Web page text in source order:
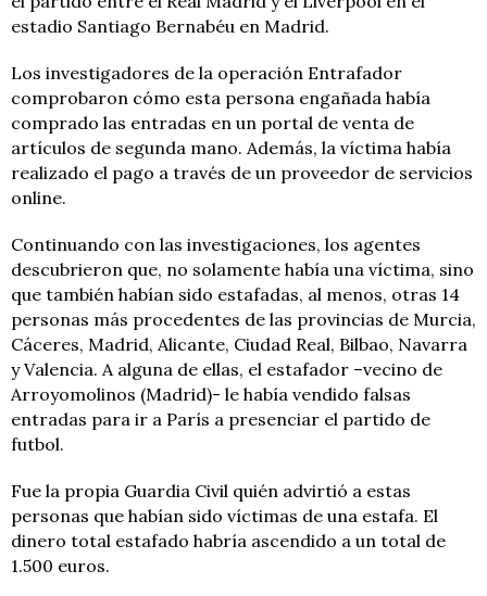
estadio Santiago Bernabéu en Madrid.
Los investigadores de la operación Entrafador
comprobaron cómo esta persona engañada había
comprado las entradas en un portal de venta de
artículos de segunda mano. Además, la víctima había
realizado el pago a través de un proveedor de servicios
online.
Continuando con las investigaciones, los agentes
descubrieron que, no solamente había una víctima, sino
que también habían sido estafadas, al menos, otras 14
personas más procedentes de las provincias de Murcia,
Cáceres, Madrid, Alicante, Ciudad Real, Bilbao, Navarra
y Valencia. A alguna de ellas, el estafador –vecino de
Arroyomolinos (Madrid)- le había vendido falsas
entradas para ir a París a presenciar el partido de
futbol.
Fue la propia Guardia Civil quién advirtió a estas
personas que habían sido víctimas de una estafa. El
dinero total estafado habría ascendido a un total de
1.500 euros.